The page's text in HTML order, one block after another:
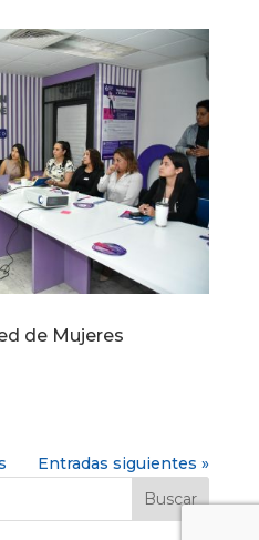
de Mujeres
Entradas siguientes »